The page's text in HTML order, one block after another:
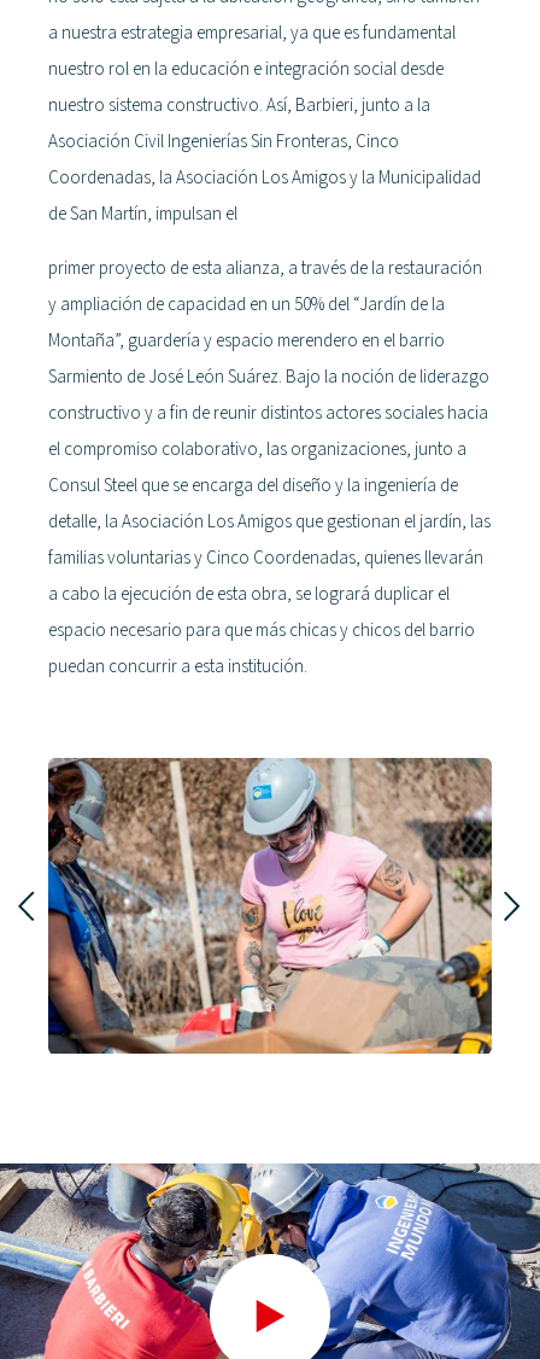
a nuestra estrategia empresarial, ya que es fundamental
nuestro rol en la educación e integración social desde
nuestro sistema constructivo. Así, Barbieri, junto a la
Asociación Civil Ingenierías Sin Fronteras, Cinco
Coordenadas, la Asociación Los Amigos y la Municipalidad
de San Martín, impulsan el
primer proyecto de esta alianza, a través de la restauración
y ampliación de capacidad en un 50% del “Jardín de la
Montaña”, guardería y espacio merendero en el barrio
Sarmiento de José León Suárez. Bajo la noción de liderazgo
constructivo y a fin de reunir distintos actores sociales hacia
el compromiso colaborativo, las organizaciones, junto a
Consul Steel que se encarga del diseño y la ingeniería de
detalle, la Asociación Los Amigos que gestionan el jardín, las
familias voluntarias y Cinco Coordenadas, quienes llevarán
a cabo la ejecución de esta obra, se logrará duplicar el
espacio necesario para que más chicas y chicos del barrio
puedan concurrir a esta institución.